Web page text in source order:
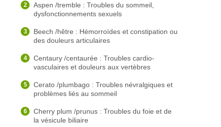
Aspen /tremble : Troubles du sommeil,
dysfonctionnements sexuels
Beech /hêtre : Hémorroïdes et constipation ou
des douleurs articulaires
Centaury /centaurée : Troubles cardio-
vasculaires et douleurs aux vertèbres
Cerato /plumbago : Troubles névralgiques et
problèmes liés au sommeil
Cherry plum /prunus : Troubles du foie et de
la vésicule biliaire